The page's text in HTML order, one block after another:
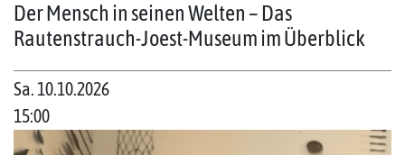
Der Mensch in seinen Welten – Das
Rautenstrauch-Joest-Museum im Überblick
Sa. 10.10.2026
15:00